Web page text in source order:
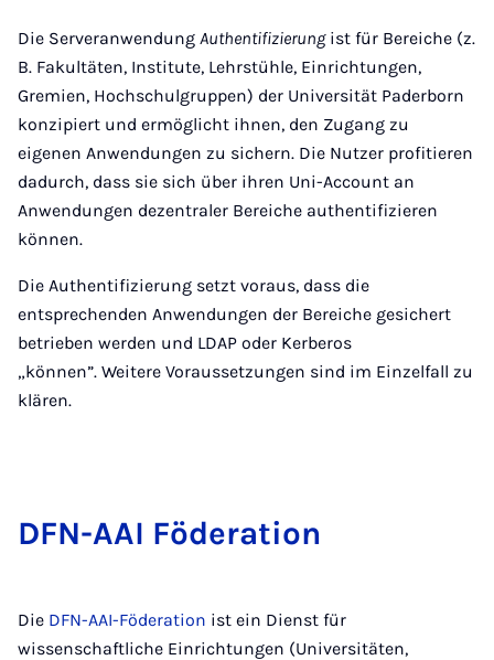
Die Serveranwendung Authentifizierungist für Bereiche (z.
B. Fakultäten, Institute, Lehrstühle, Einrichtungen,
Gremien, Hochschulgruppen) der Universität Paderborn
konzipiert und ermöglicht ihnen, den Zugang zu
eigenen Anwendungen zu sichern. Die Nutzer profitieren
dadurch, dass sie sich über ihren Uni-Account an
Anwendungen dezentraler Bereiche authentifizieren
können.
Die Authentifizierung setzt voraus, dass die
entsprechenden Anwendungen der Bereiche gesichert
betrieben werden und LDAP oder Kerberos
„können”. Weitere Voraussetzungen sind im Einzelfall zu
klären.
DFN-AAI Fö­de­ra­ti­on
Die DFN-AAI-Föderation ist ein Dienst für
wissenschaftliche Einrichtungen (Universitäten,